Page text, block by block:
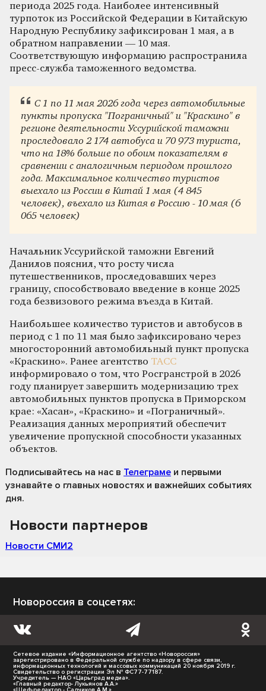
периода 2025 года. Наиболее интенсивный
турпоток из Российской Федерации в Китайскую
Народную Республику зафиксирован 1 мая, а в
обратном направлении — 10 мая.
Соответствующую информацию распространила
пресс-служба таможенного ведомства.
С 1 по 11 мая 2026 года через автомобильные
пункты пропуска "Пограничный" и "Краскино" в
регионе деятельности Уссурийской таможни
проследовало 2 174 автобуса и 70 973 туриста,
что на 18% больше по обоим показателям в
сравнении с аналогичным периодом прошлого
года. Максимальное количество туристов
выехало из России в Китай 1 мая (4 845
человек), въехало из Китая в Россию - 10 мая (6
065 человек)
Начальник Уссурийской таможни Евгений
Данилов пояснил, что росту числа
путешественников, проследовавших через
границу, способствовало введение в конце 2025
года безвизового режима въезда в Китай.
Наибольшее количество туристов и автобусов в
период с 1 по 11 мая было зафиксировано через
многосторонний автомобильный пункт пропуска
«Краскино». Ранее агентство ТАСС
информировало о том, что Росгранстрой в 2026
году планирует завершить модернизацию трех
автомобильных пунктов пропуска в Приморском
крае: «Хасан», «Краскино» и «Пограничный».
Реализация данных мероприятий обеспечит
увеличение пропускной способности указанных
объектов.
Подписывайтесь на нас в Телеграме и первыми
узнавайте о главных новостях и важнейших событиях
дня.
Новости партнеров
Новости СМИ2
Новороссия в соцсетях:
Сетевое издание «Информационное агентство «Новороссия»
зарегистрировано в Федеральной службе по надзору в сфере связи,
информационных технологий и массовых коммуникаций 20 ноября 2019 г.
Свидетельство о регистрации Эл № ФС77-77187.
Учредитель — НАО «Царьград медиа».
«Главный редактор- Лукьянов А.А.»